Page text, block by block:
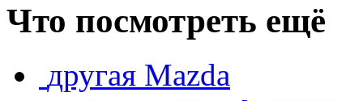
Что посмотреть ещё
другая Mazda